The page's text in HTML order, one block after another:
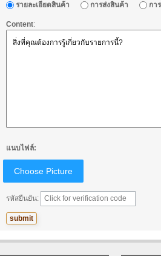
รายละเอียดสินค้า
การส่งสินค้า กา
Content:
แนบไฟล์:
Choose Picture
รหัสยืนยัน: